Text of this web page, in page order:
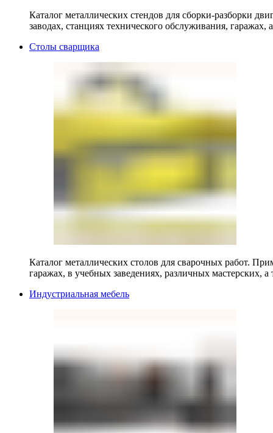
Каталог металлических стендов для сборки-разборки
заводах, станциях технического обслуживания, гаражах,
Столы сварщика
Каталог металлических столов для сварочных работ.
гаражах, в учебных заведениях, различных мастерских, а
Индустриальная мебель